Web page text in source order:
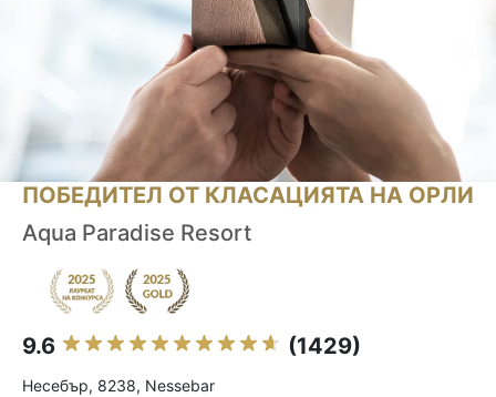
ПОБЕДИТЕЛ ОТ КЛАСАЦИЯТА НА ОРЛИ
Aqua Paradise Resort
9.6 (1429)
Несебър, 8238, Nessebar